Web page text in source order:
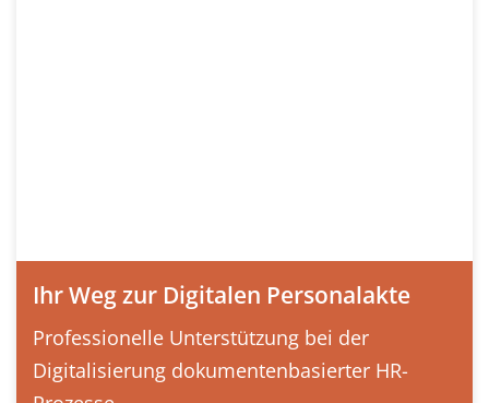
Ihr Weg zur Digitalen Personalakte
Professionelle Unterstützung bei der
Digitalisierung dokumentenbasierter HR-